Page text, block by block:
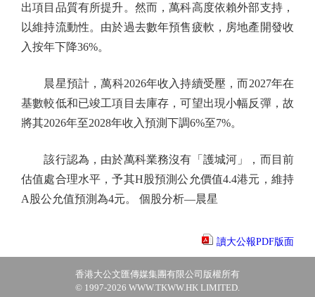
出項目品質有所提升。然而，萬科高度依賴外部支持，
以維持流動性。由於過去數年預售疲軟，房地產開發收
入按年下降36%。
晨星預計，萬科2026年收入持續受壓，而2027年在
基數較低和已竣工項目去庫存，可望出現小幅反彈，故
將其2026年至2028年收入預測下調6%至7%。
該行認為，由於萬科業務沒有「護城河」，而目前
估值處合理水平，予其H股預測公允價值4.4港元，維持
A股公允值預測為4元。 個股分析—晨星
讀大公報PDF版面
香港大公文匯傳媒集團有限公司版權所有
© 1997-2026 WWW.TKWW.HK LIMITED.